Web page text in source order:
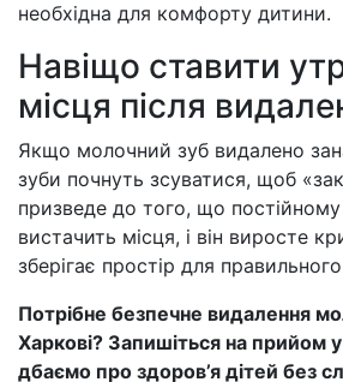
необхідна для комфорту дитини.
Навіщо ставити
місця після
Якщо молочний зуб видалено
зуби почнуть зсуватися, щоб
призведе до того, що
вистачить місця, і він виросте
зберігає простір для
Потрібне безпечне видалення
Харкові? Запишіться на прийом
дбаємо про здоров’я дітей без